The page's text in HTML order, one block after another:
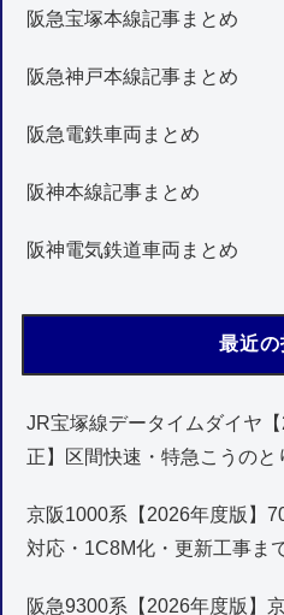
阪急宝塚本線記事まとめ
阪急神戸本線記事まとめ
阪急電鉄車両まとめ
阪神本線記事まとめ
阪神電気鉄道車両まとめ
最近の
JR宝塚線データイムダイヤ
正】区間快速・特急こうの
京阪1000系【2026年度版】
対応・1C8M化・更新工事ま
阪急9300系【2026年度版】